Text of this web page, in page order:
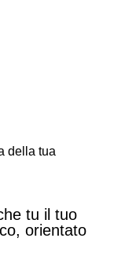
della tua
tu il tuo
orientato